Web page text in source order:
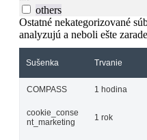
others
Ostatné nekategorizované
analyzujú a neboli ešte
Sušenka Trvanie
COMPASS 1 hodina
cookie_conse
nt_marketing
1 rok